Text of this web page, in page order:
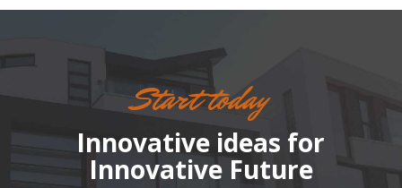
Start today
Innovative ideas for
Innovative Future